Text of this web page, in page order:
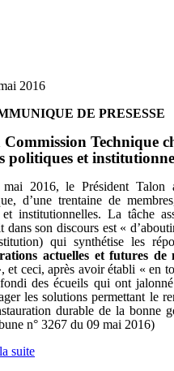
2016
DE PRESESSE
Technique
politiques et
2016, le Président Talon
d’une trentaine de
institutionnelles. La tâche
son discours est «
qui synthétise les
actuelles et futures de
et ceci, après avoir établi « en
des écueils qui ont
les solutions permettant le
durable de la bonne
n° 3267 du 09 mai 2016)
suite